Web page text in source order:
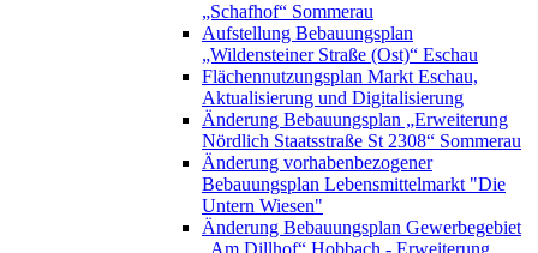
„Schafhof“ Sommerau
Aufstellung Bebauungsplan
„Wildensteiner Straße (Ost)“ Eschau
Flächennutzungsplan Markt Eschau,
Aktualisierung und Digitalisierung
Änderung Bebauungsplan „Erweiterung
Nördlich Staatsstraße St 2308“ Sommerau
Änderung vorhabenbezogener
Bebauungsplan Lebensmittelmarkt "Die
Untern Wiesen"
Änderung Bebauungsplan Gewerbegebiet
„Am Dillhof“ Hobbach - Erweiterung